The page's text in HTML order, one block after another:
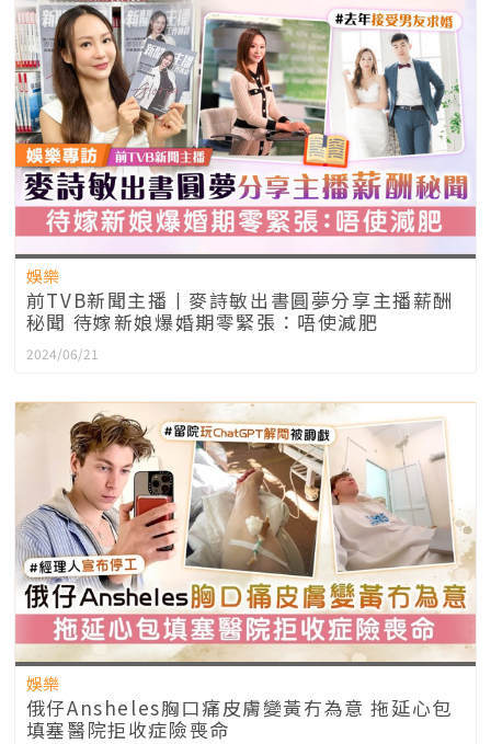
娛樂
前TVB新聞主播丨麥詩敏出書圓夢分享主播薪酬
秘聞 待嫁新娘爆婚期零緊張：唔使減肥
2024/06/21
娛樂
俄仔Ansheles胸口痛皮膚變黃冇為意 拖延心包
填塞醫院拒收症險喪命